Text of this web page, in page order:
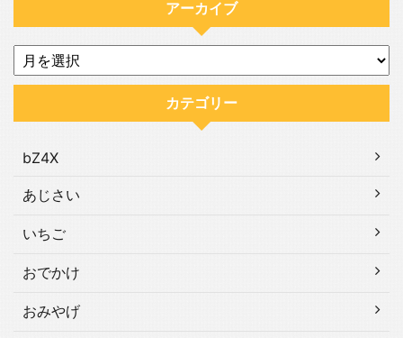
アーカイブ
カテゴリー
bZ4X
あじさい
いちご
おでかけ
おみやげ